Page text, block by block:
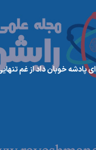
ای پادشه خوبان داد از غم